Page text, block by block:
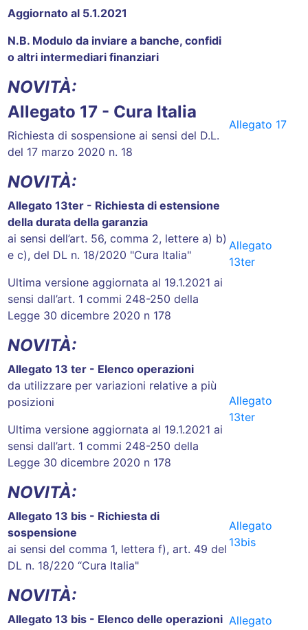
Aggiornato al 5.1.2021
N.B. Modulo da inviare a banche, confidi
o altri intermediari finanziari
NOVITÀ:
Allegato 17 - Cura Italia
Richiesta di sospensione ai sensi del D.L.
del 17 marzo 2020 n. 18
Allegato 17
NOVITÀ:
Allegato 13ter - Richiesta di estensione
della durata della garanzia
ai sensi dell’art. 56, comma 2, lettere a) b)
e c), del DL n. 18/2020 "Cura Italia"
Ultima versione aggiornata al 19.1.2021 ai
sensi dall’art. 1 commi 248-250 della
Legge 30 dicembre 2020 n 178
Allegato
13ter
NOVITÀ:
Allegato 13 ter - Elenco operazioni
da utilizzare per variazioni relative a più
posizioni
Ultima versione aggiornata al 19.1.2021 ai
sensi dall’art. 1 commi 248-250 della
Legge 30 dicembre 2020 n 178
Allegato
13ter
NOVITÀ:
Allegato 13 bis - Richiesta di
sospensione
ai sensi del comma 1, lettera f), art. 49 del
DL n. 18/220 “Cura Italia"
Allegato
13bis
NOVITÀ:
Allegato 13 bis - Elenco delle operazioni Allegato